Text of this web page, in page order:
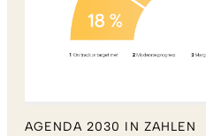
AGENDA 2030 IN ZAHLEN